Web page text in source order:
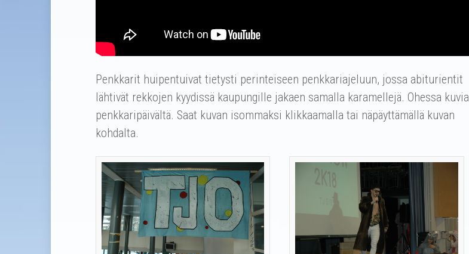
Penkkarit huipentuivat tietysti perinteiseen penkkariajeluun, jossa abiturientit
lähtivät rekkojen kyydissä kaupungille jakaen samalla karamellejä. Ohessa kuvia
penkkaripäivältä. Saat kuvan isommaksi klikkaamalla tai näpäyttämällä kuvan
kohdalta.